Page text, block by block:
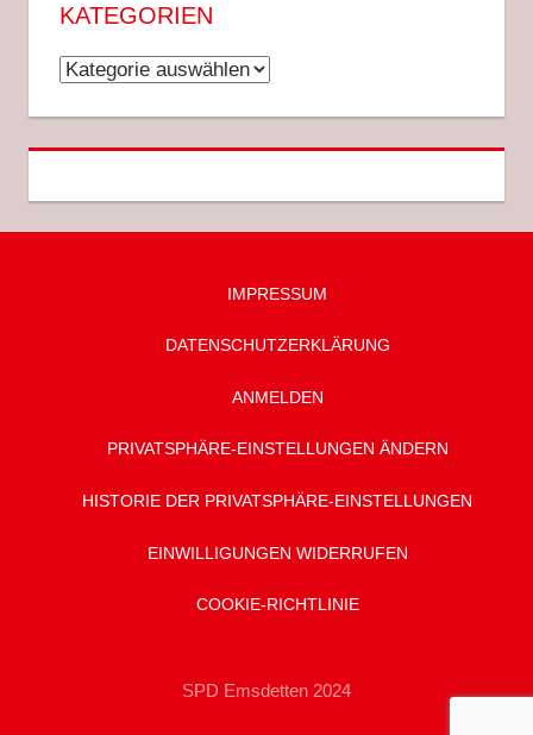
KATEGORIEN
Kategorien
IMPRESSUM
DATENSCHUTZ­ERKLÄRUNG
ANMELDEN
PRIVATSPHÄRE-EINSTELLUNGEN ÄNDERN
HISTORIE DER PRIVATSPHÄRE-EINSTELLUNGEN
EINWILLIGUNGEN WIDERRUFEN
COOKIE-RICHTLINIE
SPD Emsdetten 2024